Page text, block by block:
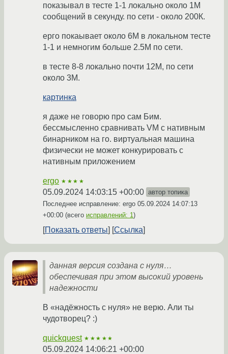
показывал в тесте 1-1 локально около 1М
сообщений в секунду. по сети - около 200К.
ерго покаывает около 6М в локальном тесте
1-1 и немногим больше 2.5М по сети.
в тесте 8-8 локально почти 12М, по сети
около 3М.
картинка
я даже не говорю про сам Бим.
бессмысленно сравнивать VM с нативным
бинарником на го. виртуальная машина
физически не может конкурировать с
нативным приложением
ergo ★★★★
05.09.2024 14:03:15 +00:00 автор топика
Последнее исправление: ergo 05.09.2024 14:07:13
+00:00 (всего исправлений: 1 )
Показать ответы Ссылка
данная версия создана с нуля…
обеспечивая при этом высокий уровень
надежности
В «надёжность с нуля» не верю. Али ты
чудотворец? :)
quickquest ★★★★★
05.09.2024 14:06:21 +00:00